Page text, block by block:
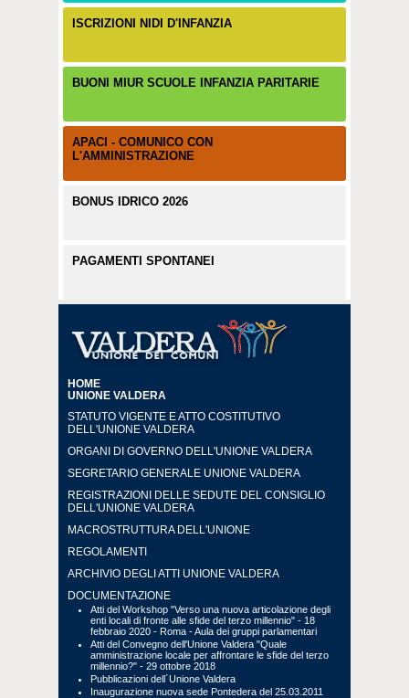
ISCRIZIONI NIDI D'INFANZIA
BUONI MIUR SCUOLE INFANZIA PARITARIE
APACI - COMUNICO CON
L'AMMINISTRAZIONE
BONUS IDRICO 2026
PAGAMENTI SPONTANEI
HOME
UNIONE VALDERA
STATUTO VIGENTE E ATTO COSTITUTIVO
DELL'UNIONE VALDERA
ORGANI DI GOVERNO DELL'UNIONE VALDERA
SEGRETARIO GENERALE UNIONE VALDERA
REGISTRAZIONI DELLE SEDUTE DEL CONSIGLIO
DELL'UNIONE VALDERA
MACROSTRUTTURA DELL'UNIONE
REGOLAMENTI
ARCHIVIO DEGLI ATTI UNIONE VALDERA
DOCUMENTAZIONE
Atti del Workshop "Verso una nuova articolazione degli
enti locali di fronte alle sfide del terzo millennio" - 18
febbraio 2020 - Roma - Aula dei gruppi parlamentari
Atti del Convegno dell'Unione Valdera "Quale
amministrazione locale per affrontare le sfide del terzo
millennio?" - 29 ottobre 2018
Pubblicazioni dell´Unione Valdera
Inaugurazione nuova sede Pontedera del 25.03.2011